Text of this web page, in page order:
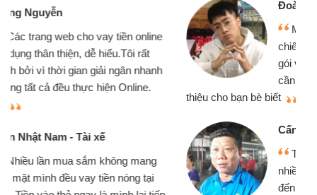
Mình cần tiền gấp nên định cầm cố
chiếc xe wave nhưng thật may đã có
gói vay tiền bằng CMND online không
cần gặp mặt nên rất tiện lợi, sẽ giới
thiệu cho bạn bè biết
Cấn Văn Lực - Tạp hóa
Tôi kinh doanh buôn bán nhỏ lẻ
nhiều lúc cần vốn nhập hàng, nhờ biết
đến website qua bạn bè giới thiệu tôi